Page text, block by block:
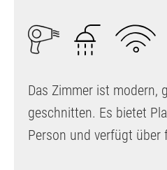
Das Zimmer ist modern,
geschnitten. Es bietet
Person und verfügt